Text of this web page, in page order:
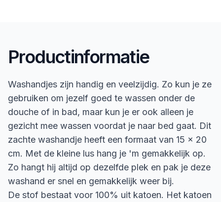
Productinformatie
Washandjes zijn handig en veelzijdig. Zo kun je ze
gebruiken om jezelf goed te wassen onder de
douche of in bad, maar kun je er ook alleen je
gezicht mee wassen voordat je naar bed gaat. Dit
zachte washandje heeft een formaat van 15 x 20
cm. Met de kleine lus hang je 'm gemakkelijk op.
Zo hangt hij altijd op dezelfde plek en pak je deze
washand er snel en gemakkelijk weer bij.
De stof bestaat voor 100% uit katoen. Het katoen